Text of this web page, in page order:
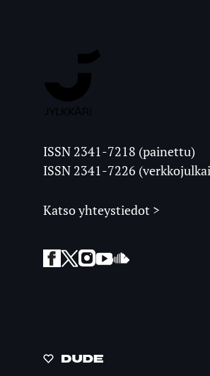
Ylioppilaslehti
ISSN 2341-7218 (painettu)
ISSN 2341-7226
Katso yhteystiedot >
Facebook
Twitter
Instagram
YouTubeSoundCloud